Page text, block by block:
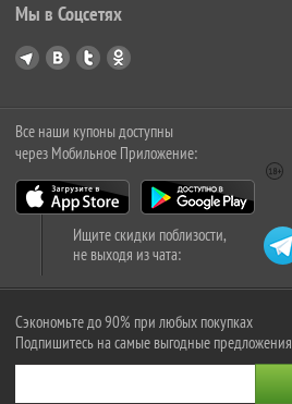
Мы в Соцсетях
Все наши купоны доступны
через Мобильное Приложение:
Ищите скидки поблизости,
не выходя из чата:
Сэкономьте до 90% при любых покупках
Подпишитесь на самые выгодные предложения